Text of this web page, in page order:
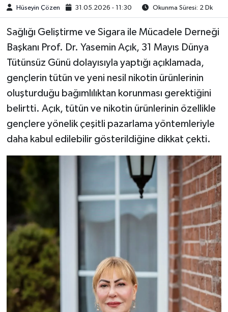
Hüseyin Çözen 31.05.2026 - 11:30 Okunma Süresi: 2 Dk
​​​​​​Sağlığı Geliştirme ve Sigara ile Mücadele Derneği
Başkanı Prof. Dr. Yasemin Açık, 31 Mayıs Dünya
Tütünsüz Günü dolayısıyla yaptığı açıklamada,
gençlerin tütün ve yeni nesil nikotin ürünlerinin
oluşturduğu bağımlılıktan korunması gerektiğini
belirtti. Açık, tütün ve nikotin ürünlerinin özellikle
gençlere yönelik çeşitli pazarlama yöntemleriyle
daha kabul edilebilir gösterildiğine dikkat çekti.